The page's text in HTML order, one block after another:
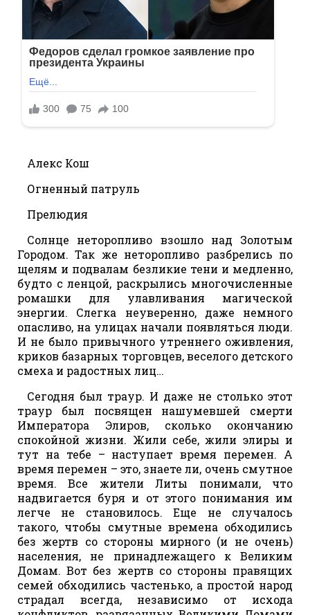
Алекс Кош
Огненный патруль
Прелюдия
Солнце неторопливо взошло над Золотым
Городом. Так же неторопливо разбрелись по
щелям и подвалам безликие тени и медленно,
будто с ленцой, раскрылись многочисленные
ромашки для улавливания магической
энергии. Слегка неуверенно, даже немного
опасливо, на улицах начали появляться люди.
И не было привычного утреннего оживления,
криков базарных торговцев, веселого детского
смеха и радостных лиц…
Сегодня был траур. И даже не столько этот
траур был посвящен нашумевшей смерти
Императора Элиров, сколько окончанию
спокойной жизни. Жили себе, жили элиры и
тут на тебе – наступает время перемен. А
время перемен – это, знаете ли, очень смутное
время. Все жители Литы понимали, что
надвигается буря и от этого понимания им
легче не становилось. Еще не случалось
такого, чтобы смутные времена обходились
без жертв со стороны мирного (и не очень)
населения, не принадлежащего к Великим
Домам. Вот без жертв со стороны правящих
семей обходились частенько, а простой народ
страдал всегда, независимо от исхода